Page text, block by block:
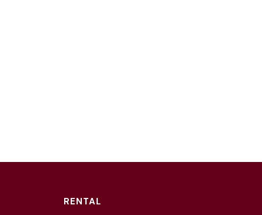
RENTAL